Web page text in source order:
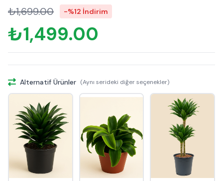
₺1,699.00 -%12 İndirim
₺1,499.00
Alternatif Ürünler (Aynı serideki diğer seçenekler)